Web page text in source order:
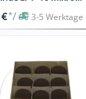
*/ 3-5 Werktage